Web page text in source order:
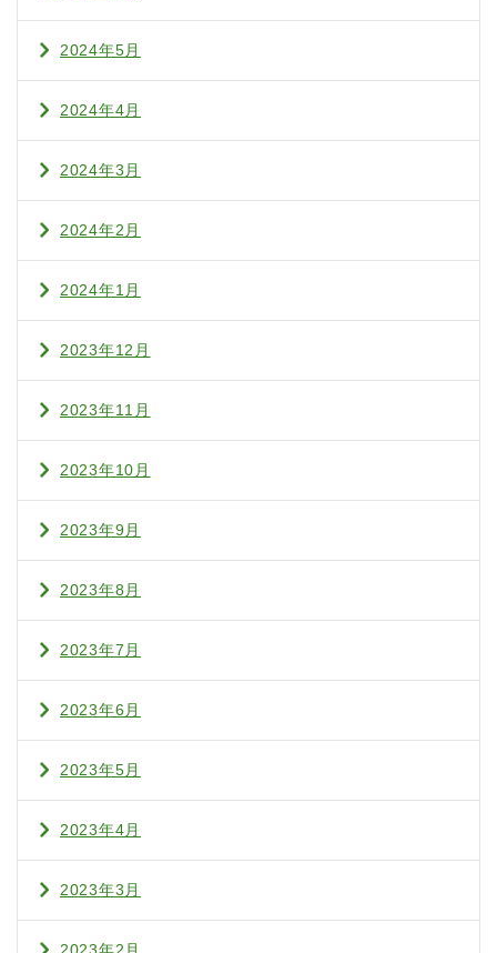
2024年5月
2024年4月
2024年3月
2024年2月
2024年1月
2023年12月
2023年11月
2023年10月
2023年9月
2023年8月
2023年7月
2023年6月
2023年5月
2023年4月
2023年3月